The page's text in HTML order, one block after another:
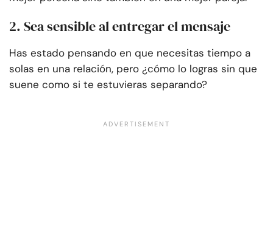
2. Sea sensible al entregar el mensaje
Has estado pensando en que necesitas tiempo a
solas en una relación, pero ¿cómo lo logras sin que
suene como si te estuvieras separando?